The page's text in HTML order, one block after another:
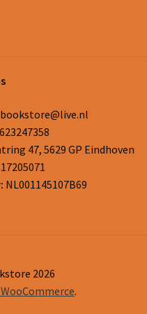
47, 5629 GP Eindhoven
17205071
NL001145107B69
2026
.